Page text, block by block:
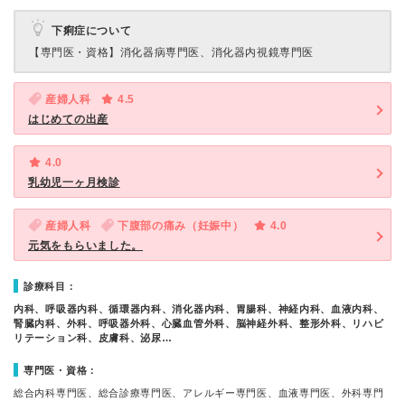
下痢症について
【専門医・資格】 消化器病専門医、消化器内視鏡専門医
産婦人科
4.5
はじめての出産
4.0
乳幼児一ヶ月検診
産婦人科 下腹部の痛み（妊娠中）
4.0
元気をもらいました。
診療科目：
内科、呼吸器内科、循環器内科、消化器内科、胃腸科、神経内科、血液内科、
腎臓内科、外科、呼吸器外科、心臓血管外科、脳神経外科、整形外科、リハビ
リテーション科、皮膚科、泌尿…
専門医・資格：
総合内科専門医、総合診療専門医、アレルギー専門医、血液専門医、外科専門